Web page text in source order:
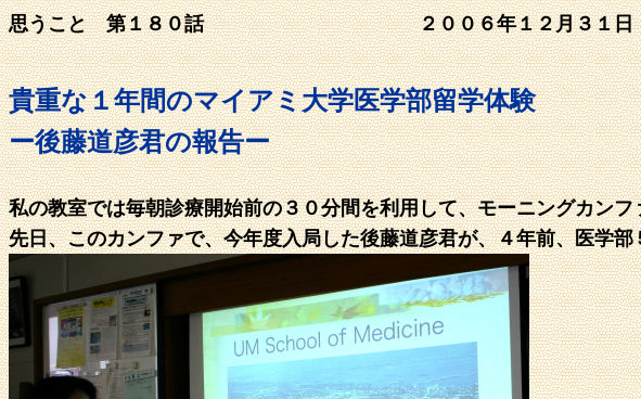
思うこと 第１８０話 ２００６年１２
貴重な１年間のマイアミ大学医学部留学体験
ー後藤道彦君の報告ー
私の教室では毎朝診療開始前の３０分間を利用して、モーニングカンフ
先日、このカンファで、今年度入局した後藤道彦君が、４年前、医学